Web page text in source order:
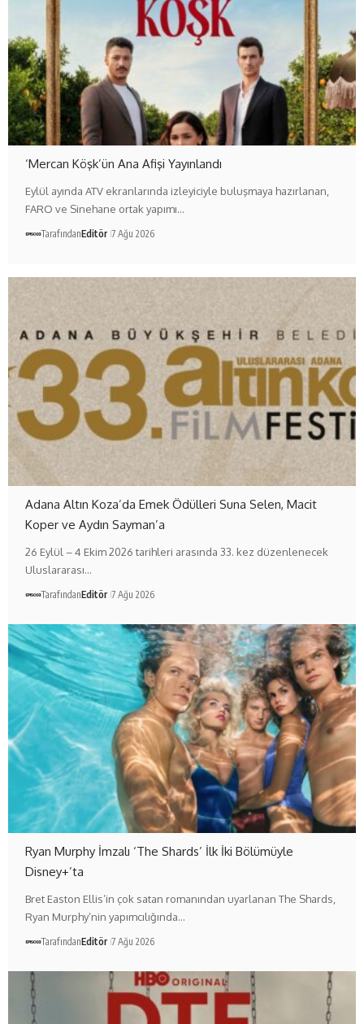
‘Mercan Köşk’ün Ana Afişi Yayınlandı
Eylül ayında ATV ekranlarında izleyiciyle buluşmaya hazırlanan,
FARO ve Sinehane ortak yapımı…
TarafındanEditör 7 Ağu 2026
Adana Altın Koza’da Emek Ödülleri Suna Selen, Macit
Koper ve Aydın Sayman’a
26 Eylül – 4 Ekim 2026 tarihleri arasında 33. kez düzenlenecek
Uluslararası…
TarafındanEditör 7 Ağu 2026
Ryan Murphy İmzalı ‘The Shards’ İlk İki Bölümüyle
Disney+’ta
Bret Easton Ellis’in çok satan romanından uyarlanan The Shards,
Ryan Murphy’nin yapımcılığında…
TarafındanEditör 7 Ağu 2026